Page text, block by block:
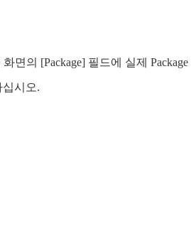
면의 [Package] 필드에 실제 Package
시오.